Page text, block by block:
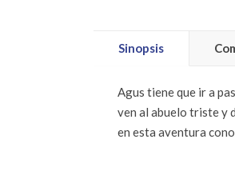
Sinopsis
Agus tiene que ir a
ven al abuelo triste y
en esta aventura